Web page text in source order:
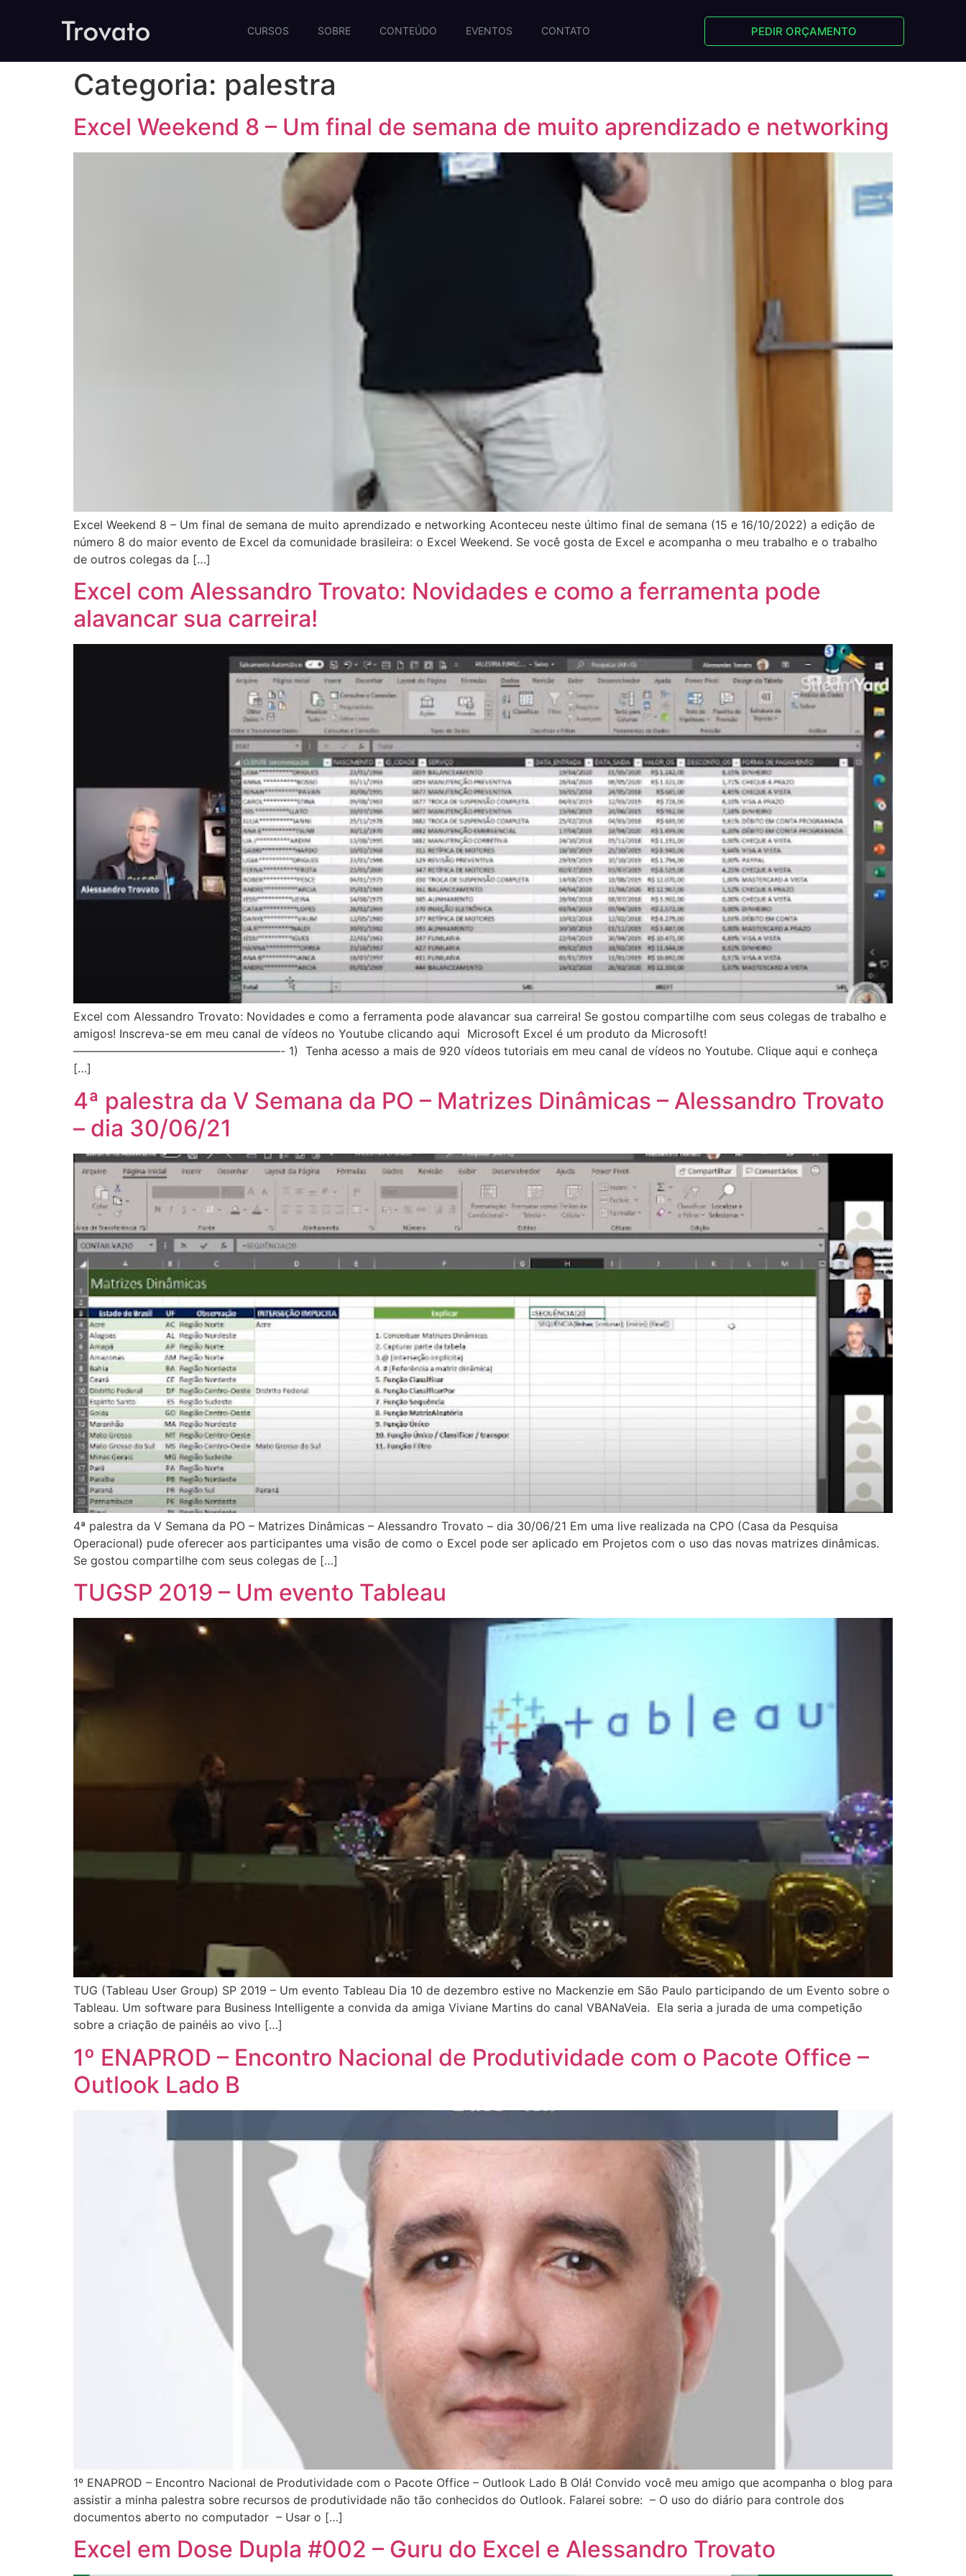
CURSOS SOBRE CONTEÚDO EVENTOS CONTATO PEDIR ORÇAMENTO
Categoria: palestra
Excel Weekend 8 – Um final de semana de muito aprendizado e networking
Excel Weekend 8 – Um final de semana de muito aprendizado e networking Aconteceu neste último final de semana (15 e 16/10/2022) a edição de
número 8 do maior evento de Excel da comunidade brasileira: o Excel Weekend. Se você gosta de Excel e acompanha o meu trabalho e o trabalho
de outros colegas da […]
Excel com Alessandro Trovato: Novidades e como a ferramenta pode
alavancar sua carreira!
Excel com Alessandro Trovato: Novidades e como a ferramenta pode alavancar sua carreira! Se gostou compartilhe com seus colegas de trabalho e
amigos! Inscreva-se em meu canal de vídeos no Youtube clicando aqui Microsoft Excel é um produto da Microsoft!
——————————————————- 1) Tenha acesso a mais de 920 vídeos tutoriais em meu canal de vídeos no Youtube. Clique aqui e conheça
[…]
4ª palestra da V Semana da PO – Matrizes Dinâmicas – Alessandro Trovato
– dia 30/06/21
4ª palestra da V Semana da PO – Matrizes Dinâmicas – Alessandro Trovato – dia 30/06/21 Em uma live realizada na CPO (Casa da Pesquisa
Operacional) pude oferecer aos participantes uma visão de como o Excel pode ser aplicado em Projetos com o uso das novas matrizes dinâmicas.
Se gostou compartilhe com seus colegas de […]
TUGSP 2019 – Um evento Tableau
TUG (Tableau User Group) SP 2019 – Um evento Tableau Dia 10 de dezembro estive no Mackenzie em São Paulo participando de um Evento sobre o
Tableau. Um software para Business Intelligente a convida da amiga Viviane Martins do canal VBANaVeia. Ela seria a jurada de uma competição
sobre a criação de painéis ao vivo […]
1º ENAPROD – Encontro Nacional de Produtividade com o Pacote Office –
Outlook Lado B
1º ENAPROD – Encontro Nacional de Produtividade com o Pacote Office – Outlook Lado B Olá! Convido você meu amigo que acompanha o blog para
assistir a minha palestra sobre recursos de produtividade não tão conhecidos do Outlook. Falarei sobre: – O uso do diário para controle dos
documentos aberto no computador – Usar o […]
Excel em Dose Dupla #002 – Guru do Excel e Alessandro Trovato